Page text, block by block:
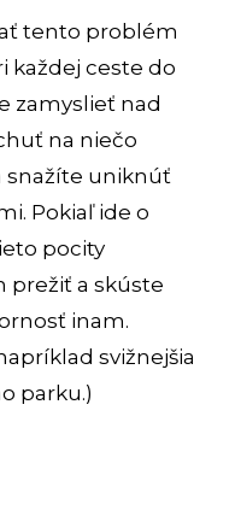
tento problém
každej ceste do
zamyslieť nad
na niečo
snažíte uniknúť
Pokiaľ ide o
pocity
prežiť a skúste
inam.
svižnejšia
parku.)